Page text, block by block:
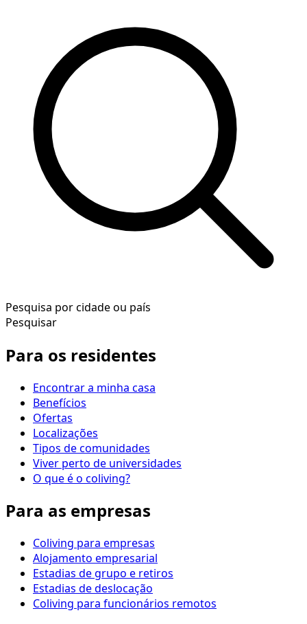
Pesquisa por cidade ou país
Pesquisar
Para os residentes
Encontrar a minha casa
Benefícios
Ofertas
Localizações
Tipos de comunidades
Viver perto de universidades
O que é o coliving?
Para as empresas
Coliving para empresas
Alojamento empresarial
Estadias de grupo e retiros
Estadias de deslocação
Coliving para funcionários remotos